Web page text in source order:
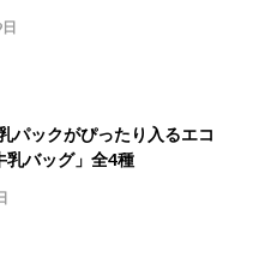
パックがぴったり入るエコ
乳バッグ」全4種